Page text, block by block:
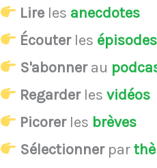
Lire les anecdotes
Écouterles épisodes
S'abonnerau
Regarderlesvidéos
Picorerles brèves
Sélectionnerpar